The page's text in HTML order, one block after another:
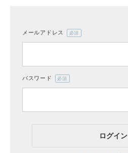
CATEGORY
ナチュラル服
メールアドレス
パスワード
ログイン